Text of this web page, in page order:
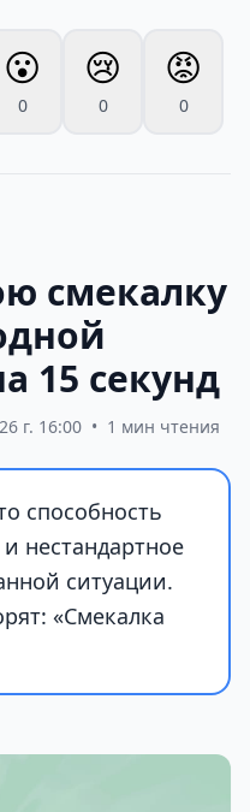
😮
0
😢
0
😡
0
смекалку
15 секунд
г. 16:00 • 1 мин чтения
способность
нестандартное
ситуации.
«Смекалка